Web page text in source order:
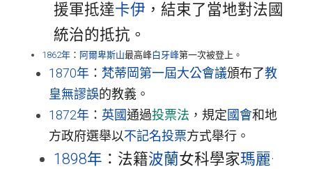
援軍抵達卡伊 ，結束了當地對法國
統治的抵抗。
1862年 ： 阿爾卑斯山最高峰白牙峰第一次被登上。
1870年 ： 梵蒂岡第一屆大公會議頒布了教
皇無謬誤的教義。
1872年 ： 英國通過投票法 ，規定國會和地
方政府選舉以不記名投票方式舉行。
1898年 ：法籍波蘭女科學家瑪麗·